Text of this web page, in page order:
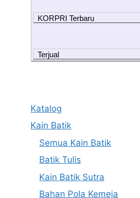
KORPRI Terbaru
Terjual
Katalog
Kain Batik
Semua Kain Batik
Batik Tulis
Kain Batik Sutra
Bahan Pola Kemeja